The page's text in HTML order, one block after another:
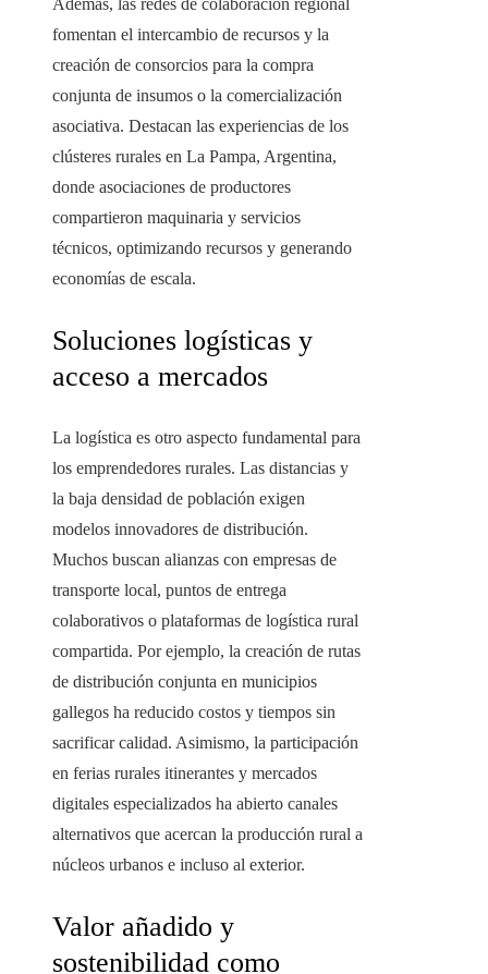
Además, las redes de colaboración regional
fomentan el intercambio de recursos y la
creación de consorcios para la compra
conjunta de insumos o la comercialización
asociativa. Destacan las experiencias de los
clústeres rurales en La Pampa, Argentina,
donde asociaciones de productores
compartieron maquinaria y servicios
técnicos, optimizando recursos y generando
economías de escala.
Soluciones logísticas y
acceso a mercados
La logística es otro aspecto fundamental para
los emprendedores rurales. Las distancias y
la baja densidad de población exigen
modelos innovadores de distribución.
Muchos buscan alianzas con empresas de
transporte local, puntos de entrega
colaborativos o plataformas de logística rural
compartida. Por ejemplo, la creación de rutas
de distribución conjunta en municipios
gallegos ha reducido costos y tiempos sin
sacrificar calidad. Asimismo, la participación
en ferias rurales itinerantes y mercados
digitales especializados ha abierto canales
alternativos que acercan la producción rural a
núcleos urbanos e incluso al exterior.
Valor añadido y
sostenibilidad como